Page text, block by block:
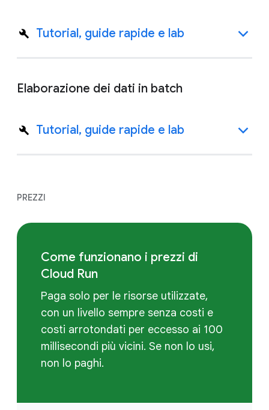
Tutorial, guide rapide e lab
Elaborazione dei dati in batch
Tutorial, guide rapide e lab
PREZZI
Come funzionano i prezzi di
Cloud Run
Paga solo per le risorse utilizzate,
con un livello sempre senza costi e
costi arrotondati per eccesso ai 100
millisecondi più vicini. Se non lo usi,
non lo paghi.